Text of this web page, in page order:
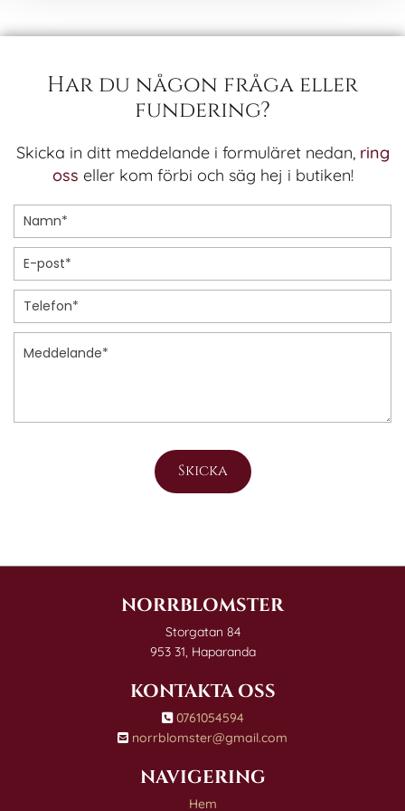
Har du någon fråga eller
fundering?
Skicka in ditt meddelande i formuläret nedan, ring
oss eller kom förbi och säg hej i butiken!
NORRBLOMSTER
Storgatan 84
953 31, Haparanda
KONTAKTA OSS
 0761054594
 norrblomster@gmail.com
NAVIGERING
Hem